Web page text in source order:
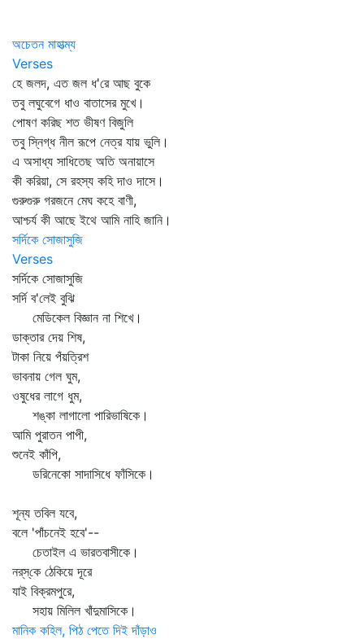
অচেতন মাহাত্ম্য
Verses
হে জলদ, এত জল ধ'রে আছ বুকে
তবু লঘুবেগে ধাও বাতাসের মুখে।
পোষণ করিছ শত ভীষণ বিজুলি
তবু স্নিগ্ধ নীল রূপে নেত্র যায় ভুলি।
এ অসাধ্য সাধিতেছ অতি অনায়াসে
কী করিয়া, সে রহস্য কহি দাও দাসে।
গুরুগুরু গরজনে মেঘ কহে বাণী,
আশ্চর্য কী আছে ইথে আমি নাহি জানি।
সর্দিকে সোজাসুজি
Verses
সর্দিকে সোজাসুজি
সর্দি ব'লেই বুঝি
মেডিকেল বিজ্ঞান না শিখে।
ডাক্তার দেয় শিষ,
টাকা নিয়ে পঁয়ত্রিশ
ভাবনায় গেল ঘুম,
ওষুধের লাগে ধুম,
শঙ্কা লাগালো পারিভাষিকে।
আমি পুরাতন পাপী,
শুনেই কাঁপি,
ডরিনেকো সাদাসিধে ফাঁসিকে।
শূন্য তবিল যবে,
বলে 'পাঁচনেই হবে'--
চেতাইল এ ভারতবাসীকে।
নর্‌স্‌কে ঠেকিয়ে দূরে
যাই বিক্রমপুরে,
সহায় মিলিল খাঁদুমাসিকে।
মানিক কহিল, পিঠ পেতে দিই দাঁড়াও